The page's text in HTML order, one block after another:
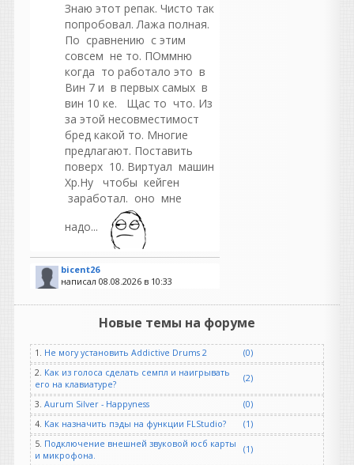
Знаю этот репак. Чисто так
попробовал. Лажа полная.
По сравнению с этим
совсем не то. ПОммню
когда то работало это в
Вин 7 и в первых самых в
вин 10 ке. Щас то что. Из
за этой несовместимост
бред какой то. Многие
предлагают. Поставить
поверх 10. Виртуал машин
Хр.Ну чтобы кейген
заработал. оно мне
надо...
bicent26
написал 08.08.2026 в 10:33
яйца мешают..
guter
написал 08.08.2026 в07:52
https://vsthouse.ru/load....0-
10359есть же репак версия
Рокобил
Новые темы на форуме
1. Не могу установить Addictive Drums 2
(0)
2. Как из голоса сделать семпл и наигрывать
его на клавиатуре?
(2)
3. Aurum Silver - Happyness
(0)
4. Как назначить пэды на функции FLStudio?
(1)
5. Подключение внешней звуковой юсб карты
и микрофона.
(1)